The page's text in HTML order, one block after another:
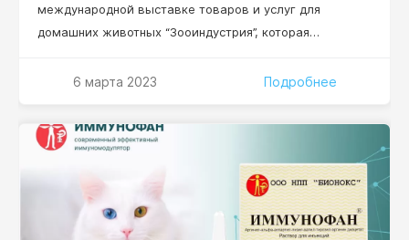
международной выставке товаров и услуг для
домашних животных “Зооиндустрия”, которая
“ЭКСПОФОРУМ” в Санкт-Петербурге. Три дня выставки
зооветеринарного бизнеса: дистрибьюторы,
ветеринарные врачи, заводчики собак и кошек.
Посетители нашего стенда напрямую задавали
вопросы по сотрудничеству и представлению
препарата…
6 марта 2023 Подробнее